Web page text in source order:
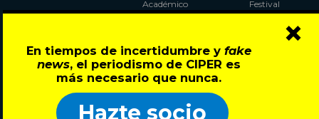
En tiempos de incertidumbre y fake
news, el periodismo de CIPER es
más necesario que nunca.
Hazte socio
×
Académico
Al Plebiscito
con CIPER
Festival